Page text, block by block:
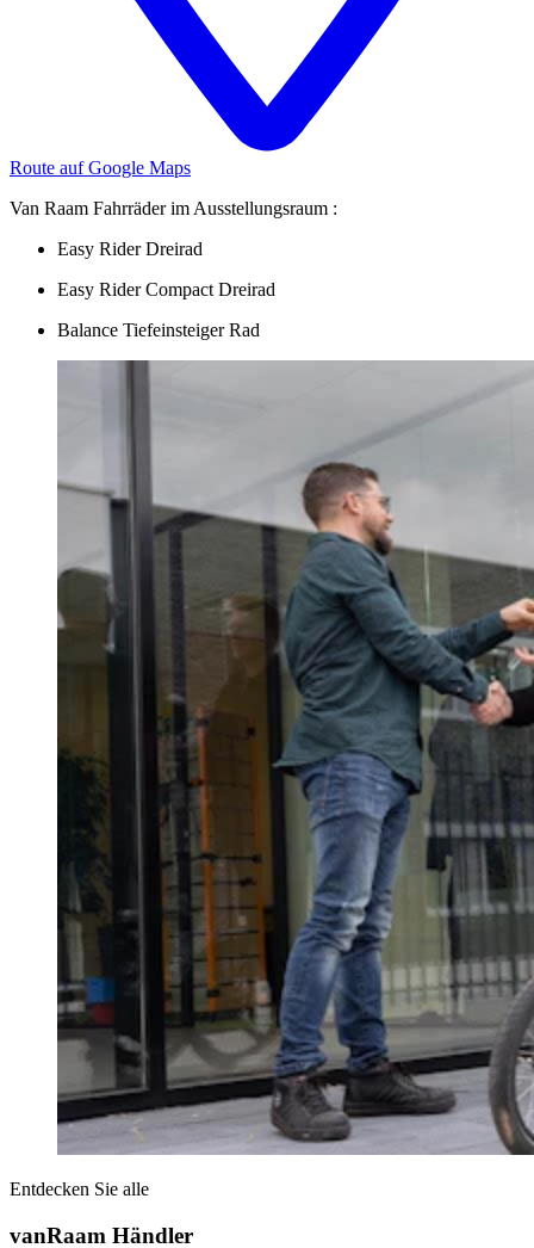
Route auf Google Maps
Van Raam Fahrräder im Ausstellungsraum :
Easy Rider Dreirad
Easy Rider Compact Dreirad
Balance Tiefeinsteiger Rad
Entdecken Sie alle
vanRaam Händler